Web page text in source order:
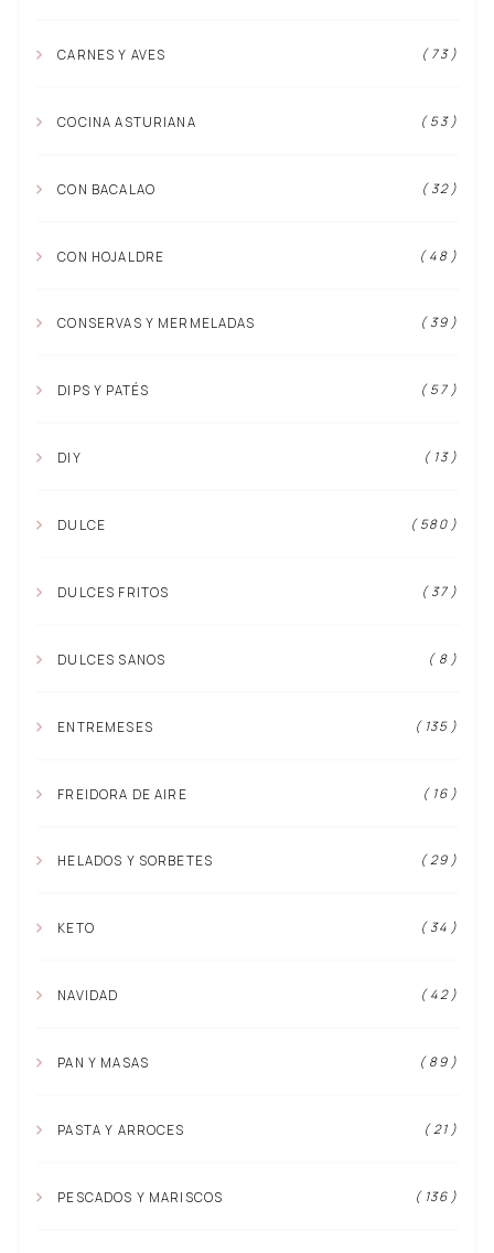
CARNES Y AVES ( 73 )
COCINA ASTURIANA ( 53 )
CON BACALAO ( 32 )
CON HOJALDRE ( 48 )
CONSERVAS Y MERMELADAS ( 39 )
DIPS Y PATÉS ( 57 )
DIY ( 13 )
DULCE ( 580 )
DULCES FRITOS ( 37 )
DULCES SANOS ( 8 )
ENTREMESES ( 135 )
FREIDORA DE AIRE ( 16 )
HELADOS Y SORBETES ( 29 )
KETO ( 34 )
NAVIDAD ( 42 )
PAN Y MASAS ( 89 )
PASTA Y ARROCES ( 21 )
PESCADOS Y MARISCOS ( 136 )